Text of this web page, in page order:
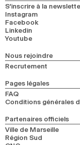
S’inscrire à la
Instagram
Facebook
Linkedin
Youtube
Nous rejoindre
Recrutement
Pages légales
FAQ
Conditions générales
Partenaires officiels
Ville de Marseille
Région Sud